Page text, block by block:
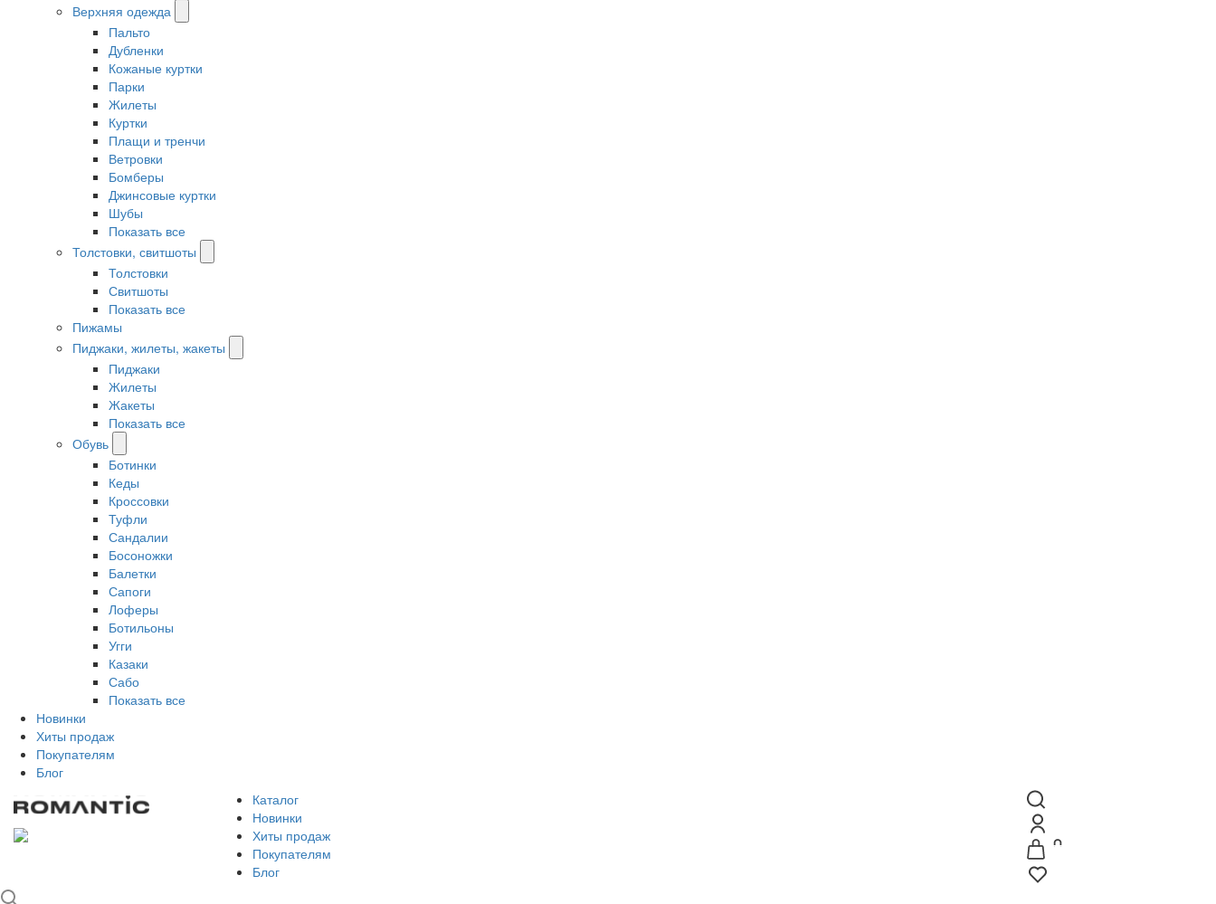
Верхняя одежда
Пальто
Дубленки
Кожаные куртки
Парки
Жилеты
Куртки
Плащи и тренчи
Ветровки
Бомберы
Джинсовые куртки
Шубы
Показать все
Толстовки, свитшоты
Толстовки
Свитшоты
Показать все
Пижамы
Пиджаки, жилеты, жакеты
Пиджаки
Жилеты
Жакеты
Показать все
Обувь
Ботинки
Кеды
Кроссовки
Туфли
Сандалии
Босоножки
Балетки
Сапоги
Лоферы
Ботильоны
Угги
Казаки
Сабо
Показать все
Новинки
Хиты продаж
Покупателям
Блог
Каталог
Новинки
Хиты продаж
Покупателям
Блог